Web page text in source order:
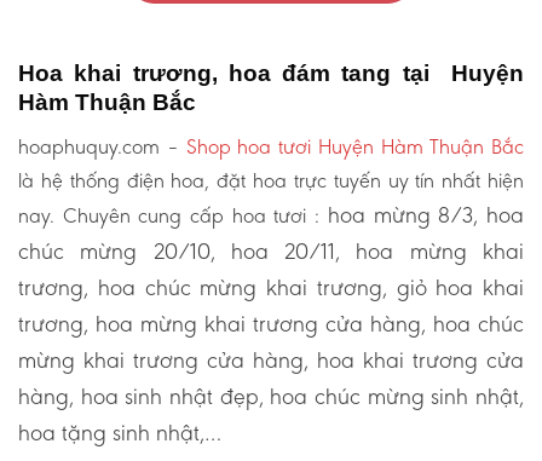
Hoa khai trương, hoa đám tang tại Huyện
Hàm Thuận Bắc
hoaphuquy.com – Shop hoa tươi Huyện Hàm Thuận Bắc
là hệ thống điện hoa, đặt hoa trực tuyến uy tín nhất hiện
nay. Chuyên cung cấp hoa tươi : hoa mừng 8/3, hoa
chúc mừng 20/10, hoa 20/11, hoa mừng khai
trương, hoa chúc mừng khai trương, giỏ hoa khai
trương, hoa mừng khai trương cửa hàng, hoa chúc
mừng khai trương cửa hàng, hoa khai trương cửa
hàng, hoa sinh nhật đẹp, hoa chúc mừng sinh nhật,
hoa tặng sinh nhật,…